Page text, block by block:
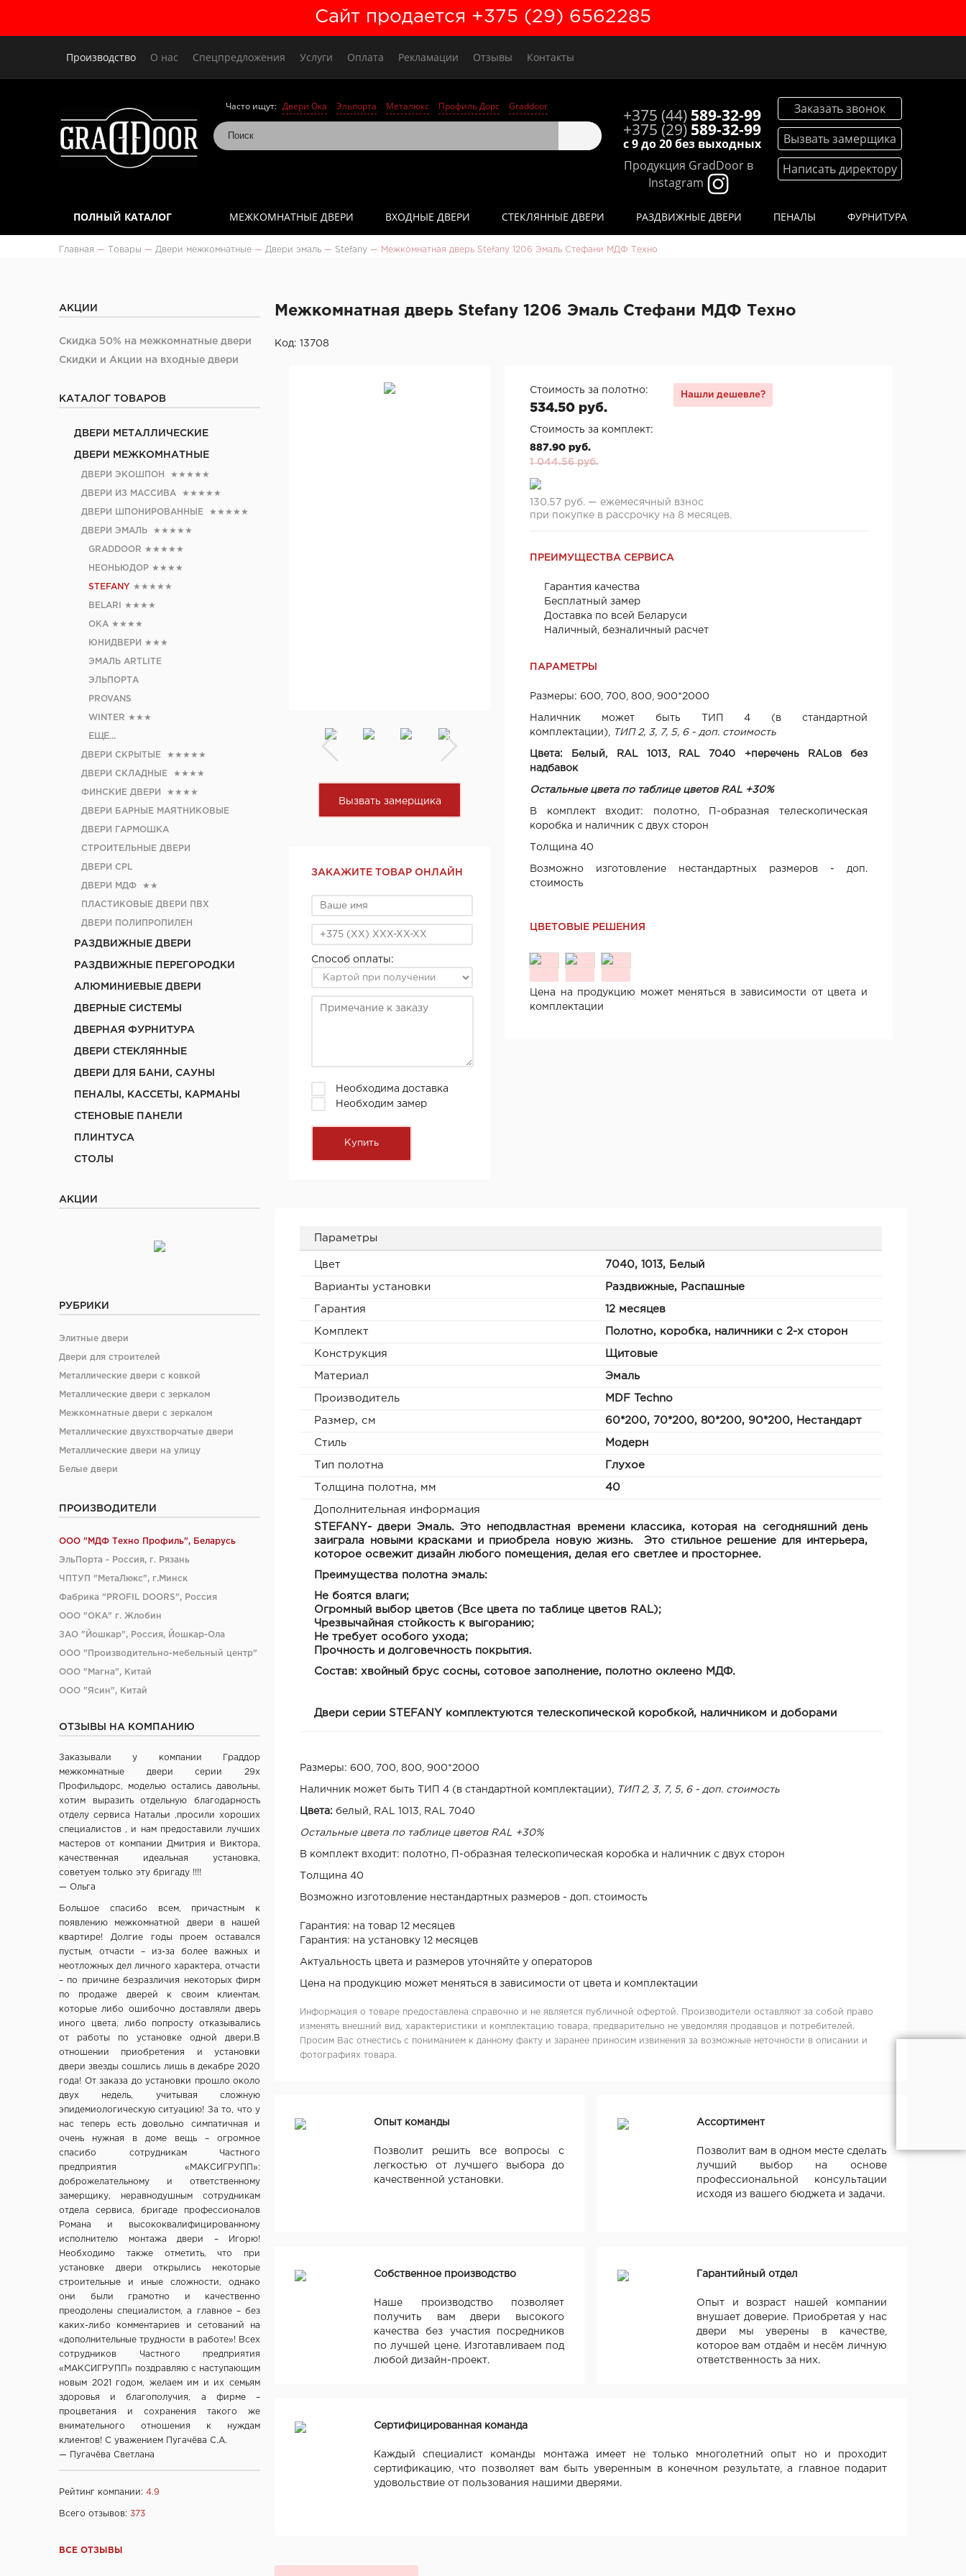
Сайт продается +375 (29) 6562285
Производство О нас Спецпредложения Услуги Оплата Рекламации Отзывы Контакты
Заказать звонок
Вызвать замерщика
Написать директору
+375 (44) 589-32-99
+375 (29) 589-32-99
с 9 до 20 без выходных
Продукция GradDoor в
Instagram
Часто ищут: Двери Ока Эльпорта Металюкс Профиль Дорс Graddoor
ПОЛНЫЙ КАТАЛОГ МЕЖКОМНАТНЫЕ ДВЕРИ ВХОДНЫЕ ДВЕРИ СТЕКЛЯННЫЕ ДВЕРИ РАЗДВИЖНЫЕ ДВЕРИ ПЕНАЛЫ ФУРНИТУРА
Главная — Товары — Двери межкомнатные — Двери эмаль — Stefany — Межкомнатная дверь Stefany 1206 Эмаль Стефани МДФ Техно
АКЦИИ
Скидка 50% на межкомнатные двери
Скидки и Акции на входные двери
КАТАЛОГ ТОВАРОВ
ДВЕРИ МЕТАЛЛИЧЕСКИЕ
ДВЕРИ МЕЖКОМНАТНЫЕ
ДВЕРИ ЭКОШПОН ★★★★★
ДВЕРИ ИЗ МАССИВА ★★★★★
ДВЕРИ ШПОНИРОВАННЫЕ ★★★★★
ДВЕРИ ЭМАЛЬ ★★★★★
GRADDOOR ★★★★★
НЕОНЬЮДОР ★★★★
STEFANY ★★★★★
BELARI ★★★★
ОКА ★★★★
ЮНИДВЕРИ ★★★
ЭМАЛЬ ARTLITE
ЭЛЬПОРТА
PROVANS
WINTER ★★★
ЕЩЕ...
ДВЕРИ СКРЫТЫЕ ★★★★★
ДВЕРИ СКЛАДНЫЕ ★★★★
ФИНСКИЕ ДВЕРИ ★★★★
ДВЕРИ БАРНЫЕ МАЯТНИКОВЫЕ
ДВЕРИ ГАРМОШКА
СТРОИТЕЛЬНЫЕ ДВЕРИ
ДВЕРИ CРL
ДВЕРИ МДФ ★★
ПЛАСТИКОВЫЕ ДВЕРИ ПВХ
ДВЕРИ ПОЛИПРОПИЛЕН
РАЗДВИЖНЫЕ ДВЕРИ
РАЗДВИЖНЫЕ ПЕРЕГОРОДКИ
АЛЮМИНИЕВЫЕ ДВЕРИ
ДВЕРНЫЕ СИСТЕМЫ
ДВЕРНАЯ ФУРНИТУРА
ДВЕРИ СТЕКЛЯННЫЕ
ДВЕРИ ДЛЯ БАНИ, САУНЫ
ПЕНАЛЫ, КАССЕТЫ, КАРМАНЫ
СТЕНОВЫЕ ПАНЕЛИ
ПЛИНТУСА
СТОЛЫ
АКЦИИ
РУБРИКИ
Элитные двери
Двери для строителей
Металлические двери с ковкой
Металлические двери с зеркалом
Межкомнатные двери с зеркалом
Металлические двухстворчатые двери
Металлические двери на улицу
Белые двери
ПРОИЗВОДИТЕЛИ
ООО "МДФ Техно Профиль", Беларусь
ЭльПорта - Россия, г. Рязань
ЧПТУП "МетаЛюкс", г.Минск
Фабрика "PROFIL DOORS", Россия
ООО "ОКА" г. Жлобин
ЗАО "Йошкар", Россия, Йошкар-Ола
ООО "Производительно-мебельный центр"
ООО "Магна", Китай
ООО "Ясин", Китай
ООО "Промет", г. Москва
Verda ЗАО "ПО Одинцово", г. Москва
ОАО "Стройдетали" г. Вилейка
ОАО Лесплитинвест, СПБ, Россия
ООО "Вудрев" г. Мозырь
ООО "Прима Порта", Минск
СООО Исток- Инвест, г. Минск
ОДО «Беллесизделие», г. Минск
Компания "Веллдорис", г. Санкт-Петербург
Фабрика дверей "Ростра", Москва
"Акма", г. Санкт-Петербург
company "Fuaro", Италия
"Dariano", г. Ульяновск
"DOORWOOD", Республика Марий Эл
"Ирбис-ТД", Россия, Москва
Ltd "AGB", Италия
OOO "Союз-Экспорт", Тайвань
Ltd "Convex", Греция
Ltd "Archie", Испания
ООО "Kaiser", Китай
ООО "Ваша рамка", Беларусь
ООО "МеталЮр", Россия
ООО "ARNI", Китай
ООО "ПОРТМАН", Беларусь
ООО "МКпрофиль", Россия, д. Демидово
ООО "Белая речка", Заславль, Беларусь
Фабрика дверей «Румакс», Россия
"Юрсталь", г. Могилев, Беларусь
ООО "Браматорг", Беларусь
Фабрика дверей "Браво"
ООО "LOCKIT", Китай
ООО "Эмалит", г. Калуга
"СТРОЙМИР", Беларусь, г.Минск
ООО «КосвиПромСталь», Беларусь
LOB, Польша
ОТЗЫВЫ НА КОМПАНИЮ
Заказывали у компании Граддор
межкомнатные двери серии 29х
Профильдорс, моделью остались давольны,
хотим выразить отдельную благодарность
отделу сервиса Натальи ,просили хороших
специалистов , и нам предоставили лучших
мастеров от компании Дмитрия и Виктора,
качественная идеальная установка,
советуем только эту бригаду !!!!
— Ольга
Большое спасибо всем, причастным к
появлению межкомнатной двери в нашей
квартире! Долгие годы проем оставался
пустым, отчасти – из-за более важных и
неотложных дел личного характера, отчасти
– по причине безразличия некоторых фирм
по продаже дверей к своим клиентам,
которые либо ошибочно доставляли дверь
иного цвета, либо попросту отказывались
от работы по установке одной двери.В
отношении приобретения и установки
двери звезды сошлись лишь в декабре 2020
года! От заказа до установки прошло около
двух недель, учитывая сложную
эпидемиологическую ситуацию! За то, что у
нас теперь есть довольно симпатичная и
очень нужная в доме вещь – огромное
спасибо сотрудникам Частного
предприятия «МАКСИГРУПП»:
доброжелательному и ответственному
замерщику, неравнодушным сотрудникам
отдела сервиса, бригаде профессионалов
Романа и высококвалифицированному
исполнителю монтажа двери – Игорю!
Необходимо также отметить, что при
установке двери открылись некоторые
строительные и иные сложности, однако
они были грамотно и качественно
преодолены специалистом, а главное – без
каких-либо комментариев и сетований на
«дополнительные трудности в работе»! Всех
сотрудников Частного предприятия
«МАКСИГРУПП» поздравляю с наступающим
новым 2021 годом, желаем им и их семьям
здоровья и благополучия, а фирме –
процветания и сохранения такого же
внимательного отношения к нуждам
клиентов! С уважением Пугачёва С.А.
— Пугачёва Светлана
Рейтинг компании: 4.9
Всего отзывов: 373
ВСЕ ОТЗЫВЫ
Межкомнатная дверь Stefany 1206 Эмаль Стефани МДФ Техно
Код: 13708
Вызвать замерщика
ЗАКАЖИТЕ ТОВАР ОНЛАЙН
Способ оплаты:
Необходима доставка
Необходим замер
Стоимость за полотно:
534.50 руб.
Стоимость за комплект:
887.90 руб.
1 044.56 руб.
Нашли дешевле?
130.57 руб. — ежемесячный взнос
при покупке в рассрочку на 8 месяцев.
ПРЕИМУЩЕСТВА СЕРВИСА
Гарантия качества
Бесплатный замер
Доставка по всей Беларуси
Наличный, безналичный расчет
ПАРАМЕТРЫ
Размеры: 600, 700, 800, 900*2000
Наличник может быть ТИП 4 (в стандартной
комплектации),
ТИП 2, 3, 7, 5, 6 - доп. стоимость
Цвета: Белый, RAL 1013, RAL 7040 +перечень RALов без
надбавок
Остальные цвета по таблице цветов RAL +30%
В комплект входит: полотно, П-образная телескопическая
коробка и наличник с двух сторон
Толщина 40
Возможно изготовление нестандартных размеров - доп.
стоимость
ЦВЕТОВЫЕ РЕШЕНИЯ
Цена на продукцию может меняться в зависимости от цвета и
комплектации
Параметры
Цвет 7040, 1013, Белый
Варианты установки Раздвижные, Распашные
Гарантия 12 месяцев
Комплект Полотно, коробка, наличники с 2-х сторон
Конструкция Щитовые
Материал Эмаль
Производитель MDF Teсhno
Размер, см 60*200, 70*200, 80*200, 90*200, Нестандарт
Стиль Модерн
Тип полотна Глухое
Толщина полотна, мм 40
Дополнительная информация
STEFANY- двери Эмаль. Это неподвластная времени классика, которая на сегодняшний день
заиграла новыми красками и приобрела новую жизнь. Это стильное решение для интерьера,
которое освежит дизайн любого помещения, делая его светлее и просторнее.
Преимущества полотна эмаль:
Не боятся влаги;
Огромный выбор цветов (Все цвета по таблице цветов RAL);
Чрезвычайная стойкость к выгоранию;
Не требует особого ухода;
Прочность и долговечность покрытия.
Состав: хвойный брус сосны, сотовое заполнение, полотно оклеено МДФ.
Двери серии STEFANY комплектуются телескопической коробкой, наличником и доборами
Размеры: 600, 700, 800, 900*2000
Наличник может быть ТИП 4 (в стандартной комплектации), ТИП 2, 3, 7, 5, 6 - доп. стоимость
Цвета: белый, RAL 1013, RAL 7040
Остальные цвета по таблице цветов RAL +30%
В комплект входит: полотно, П-образная телескопическая коробка и наличник с двух сторон
Толщина 40
Возможно изготовление нестандартных размеров - доп. стоимость
Гарантия: на товар 12 месяцев
Гарантия: на установку 12 месяцев
Актуальность цвета и размеров уточняйте у операторов
Цена на продукцию может меняться в зависимости от цвета и комплектации
Информация о товаре предоставлена справочно и не является публичной офертой. Производители оставляют за собой право
изменять внешний вид, характеристики и комплектацию товара, предварительно не уведомляя продавцов и потребителей.
Просим Вас отнестись с пониманием к данному факту и заранее приносим извинения за возможные неточности в описании и
фотографиях товара.
Опыт команды
Позволит решить все вопросы с
легкостью от лучшего выбора до
качественной установки.
Ассортимент
Позволит вам в одном месте сделать
лучший выбор на основе
профессиональной консультации
исходя из вашего бюджета и задачи.
Собственное производство
Наше производство позволяет
получить вам двери высокого
качества без участия посредников
по лучшей цене. Изготавливаем под
любой дизайн-проект.
Гарантийный отдел
Опыт и возраст нашей компании
внушает доверие. Приобретая у нас
двери мы уверены в качестве,
которое вам отдаём и несём личную
ответственность за них.
Сертифицированная команда
Каждый специалист команды монтажа имеет не только многолетний опыт но и проходит
сертификацию, что позволяет вам быть уверенным в конечном результате, а главное подарит
удовольствие от пользования нашими дверями.